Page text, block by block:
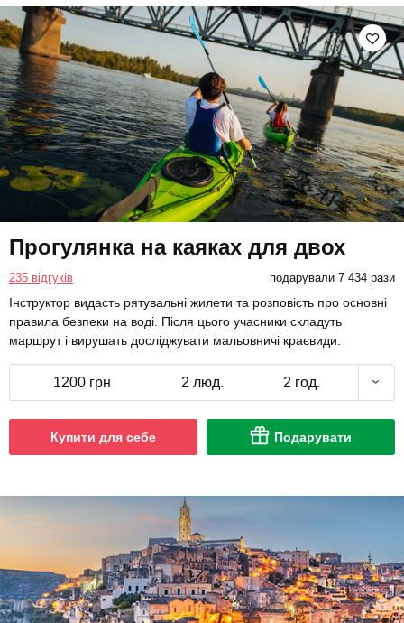
Прогулянка на каяках для двох
235 відгуків подарували 7 434 рази
Інструктор видасть рятувальні жилети та розповість про основні
правила безпеки на воді. Після цього учасники складуть
маршрут і вирушать досліджувати мальовничі краєвиди.
1200 грн 2 люд. 2 год.
Купити для себе Подарувати